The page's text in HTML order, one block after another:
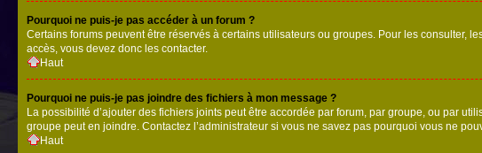
Pourquoi ne puis-je pas accéder à un forum ?
Certains forums peuvent être réservés à certains utilisateurs ou groupes. Pour les consulter,
accès, vous devez donc les contacter.
Haut
Pourquoi ne puis-je pas joindre des fichiers à mon message ?
La possibilité d’ajouter des fichiers joints peut être accordée par forum, par groupe, ou par
groupe peut en joindre. Contactez l’administrateur si vous ne savez pas pourquoi vous ne
Haut